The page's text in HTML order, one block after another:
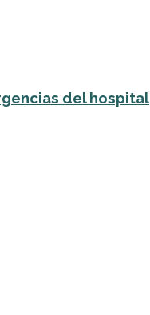
del hospital